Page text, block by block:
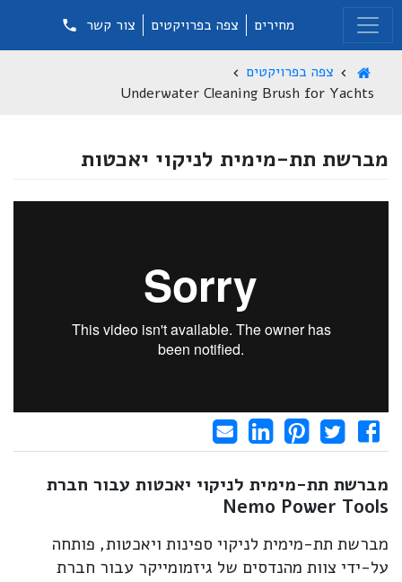
מחירים צפה בפרויקטים צור קשר
צפה בפרויקטים
Underwater Cleaning Brush for Yachts
מברשת תת-מימית לניקוי יאכטות
Share on Facebook
Tweet
Pin it
Share on LinkedIn
Send email
מברשת תת-מימית לניקוי יאכטות עבור חברת
Nemo Power Tools
מברשת תת-מימית לניקוי ספינות ויאכטות, פותחה
על-ידי צוות מהנדסים של גיזמומייקר עבור חברת